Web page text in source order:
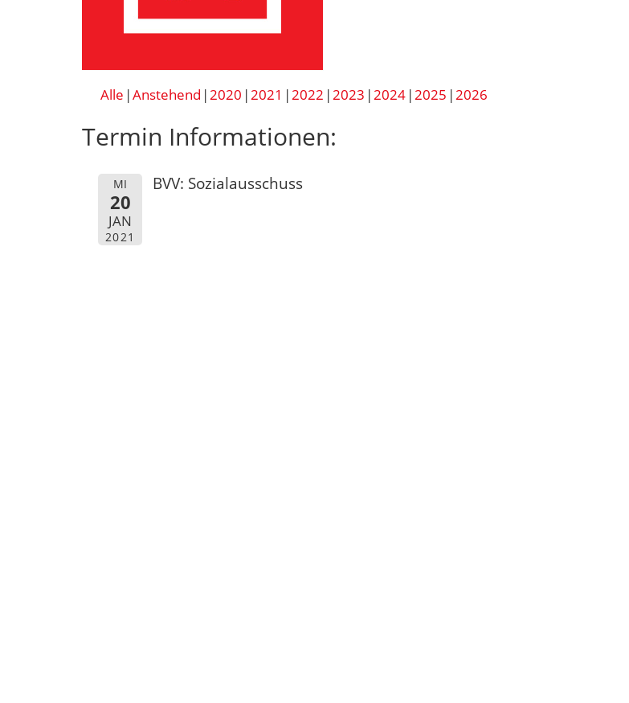
Alle Anstehend 2020 2021 2022 2023 2024 2025 2026
Termin Informationen:
MI
20
JAN
2021
BVV: Sozialausschuss